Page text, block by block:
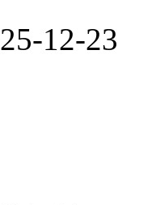
12-23